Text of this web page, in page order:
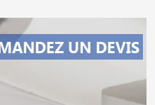
UN DEVIS